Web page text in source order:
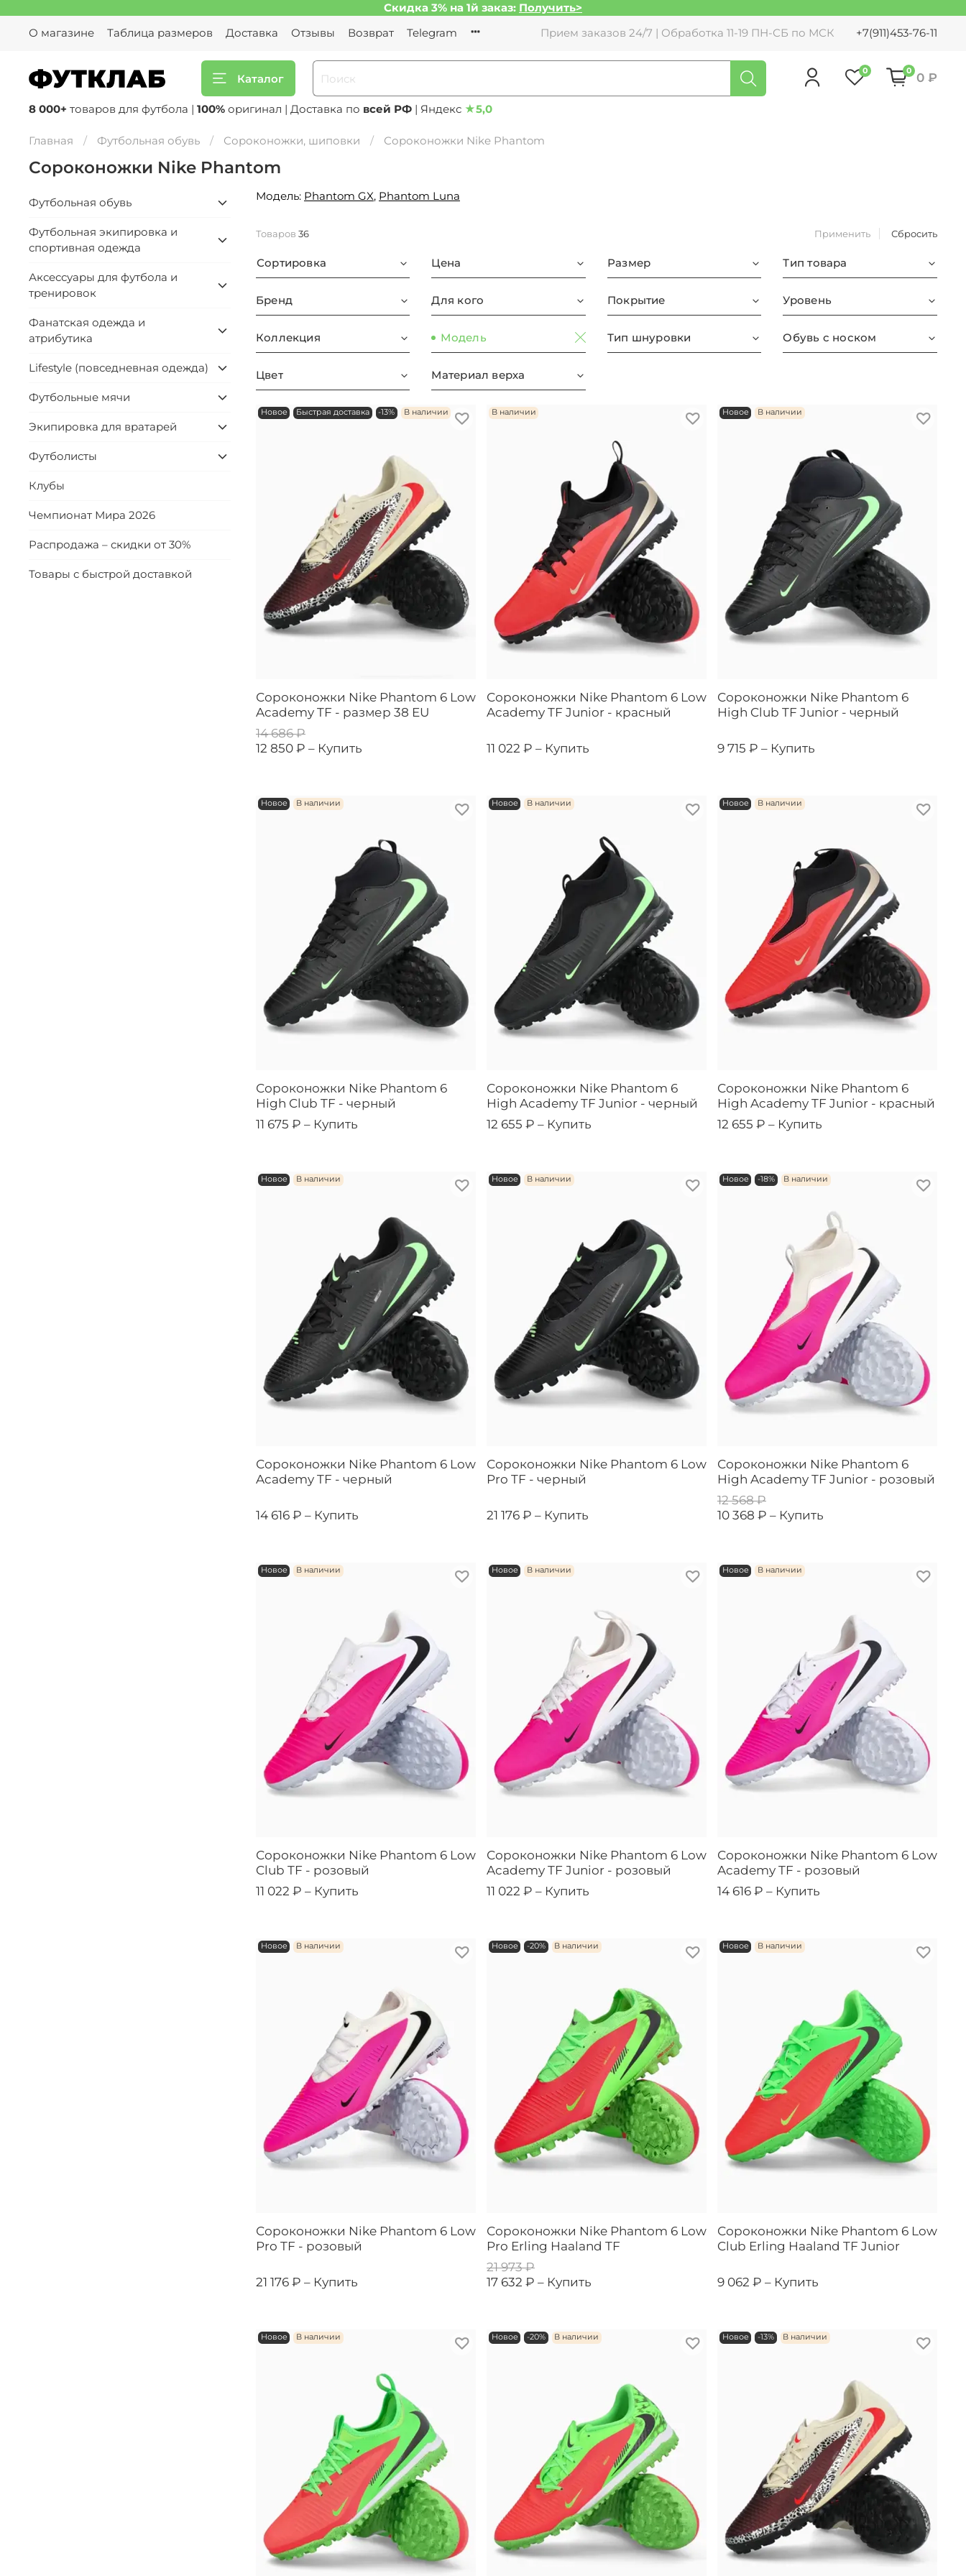
Скидка 3% на 1й заказ: Получить>
О магазине
Таблица размеров Доставка Отзывы Возврат Telegram Прием заказов 24/7 | Обработка 11-19 ПН-СБ по МСК +7(911)453-76-11
Каталог
0 0 0 ₽
8 000+ товаров для футбола | 100% оригинал | Доставка по всей РФ | Яндекс ★5,0
Главная Футбольная обувь Сороконожки, шиповки Сороконожки Nike Phantom
Сороконожки Nike Phantom
Модель: Phantom GX, Phantom Luna
Товаров 36 Применить Сбросить
Сортировка Цена Размер Тип товара
Бренд Для кого Покрытие Уровень
Коллекция Модель Тип шнуровки Обувь с носком
Цвет Материал верха
Новое Быстрая доставка -13% В наличии
Сороконожки Nike Phantom 6 Low
Academy TF - размер 38 EU
14 686 ₽
12 850 ₽ – Купить
В наличии
Сороконожки Nike Phantom 6 Low
Academy TF Junior - красный
11 022 ₽ – Купить
Новое В наличии
Сороконожки Nike Phantom 6
High Club TF Junior - черный
9 715 ₽ – Купить
Новое В наличии
Сороконожки Nike Phantom 6
High Club TF - черный
11 675 ₽ – Купить
Новое В наличии
Сороконожки Nike Phantom 6
High Academy TF Junior - черный
12 655 ₽ – Купить
Новое В наличии
Сороконожки Nike Phantom 6
High Academy TF Junior - красный
12 655 ₽ – Купить
Новое В наличии
Сороконожки Nike Phantom 6 Low
Academy TF - черный
14 616 ₽ – Купить
Новое В наличии
Сороконожки Nike Phantom 6 Low
Pro TF - черный
21 176 ₽ – Купить
Новое -18% В наличии
Сороконожки Nike Phantom 6
High Academy TF Junior - розовый
12 568 ₽
10 368 ₽ – Купить
Новое В наличии
Сороконожки Nike Phantom 6 Low
Club TF - розовый
11 022 ₽ – Купить
Новое В наличии
Сороконожки Nike Phantom 6 Low
Academy TF Junior - розовый
11 022 ₽ – Купить
Новое В наличии
Сороконожки Nike Phantom 6 Low
Academy TF - розовый
14 616 ₽ – Купить
Новое В наличии
Сороконожки Nike Phantom 6 Low
Pro TF - розовый
21 176 ₽ – Купить
Новое -20% В наличии
Сороконожки Nike Phantom 6 Low
Pro Erling Haaland TF
21 973 ₽
17 632 ₽ – Купить
Новое В наличии
Сороконожки Nike Phantom 6 Low
Club Erling Haaland TF Junior
9 062 ₽ – Купить
Новое В наличии Новое -20% В наличии Новое -13% В наличии
Футбольная обувь
Футбольная экипировка и
спортивная одежда
Аксессуары для футбола и
тренировок
Фанатская одежда и
атрибутика
Lifestyle (повседневная одежда)
Футбольные мячи
Экипировка для вратарей
Футболисты
Клубы
Чемпионат Мира 2026
Распродажа – скидки от 30%
Товары с быстрой доставкой